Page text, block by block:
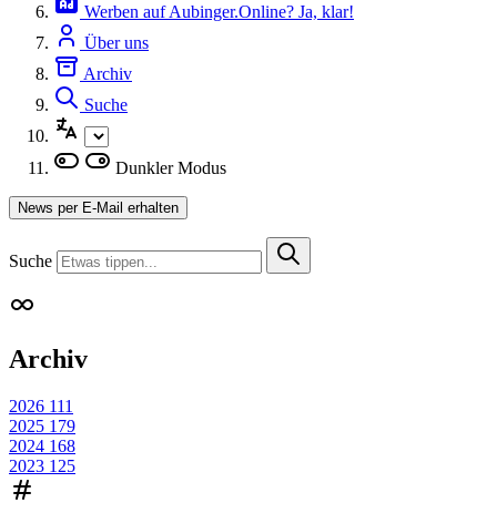
Werben auf Aubinger.Online? Ja, klar!
Über uns
Archiv
Suche
Dunkler Modus
News per E-Mail erhalten
Suche
Archiv
2026 111
2025 179
2024 168
2023 125